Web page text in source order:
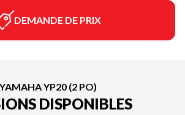
DEMANDE DE PRIX
YAMAHA YP20 (2 PO)
DISPONIBLES